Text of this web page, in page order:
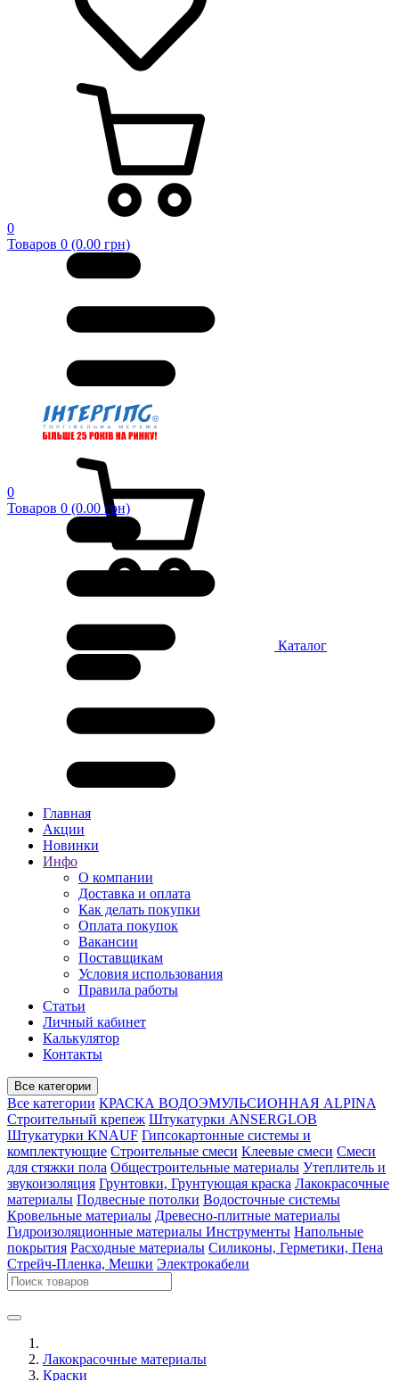
0
Товаров 0 (0.00 грн)
0
Товаров 0 (0.00 грн)
Каталог
Главная
Акции
Новинки
Инфо
О компании
Доставка и оплата
Как делать покупки
Оплата покупок
Вакансии
Поставщикам
Условия использования
Правила работы
Статьи
Личный кабинет
Калькулятор
Контакты
Все категории
Все категории КРАСКА ВОДОЭМУЛЬСИОННАЯ ALPINA
Строительный крепеж Штукатурки ANSERGLOB
Штукатурки KNAUF Гипсокартонные системы и
комплектующие Строительные смеси Клеевые смеси Смеси
для стяжки пола Общестроительные материалы Утеплитель и
звукоизоляция Грунтовки, Грунтующая краска Лакокрасочные
материалы Подвесные потолки Водосточные системы
Кровельные материалы Древесно-плитные материалы
Гидроизоляционные материалы Инструменты Напольные
покрытия Расходные материалы Силиконы, Герметики, Пена
Стрейч-Пленка, Мешки Электрокабели
Лакокрасочные материалы
Краски